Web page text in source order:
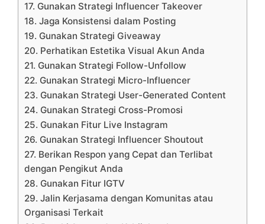
17. Gunakan Strategi Influencer Takeover
18. Jaga Konsistensi dalam Posting
19. Gunakan Strategi Giveaway
20. Perhatikan Estetika Visual Akun Anda
21. Gunakan Strategi Follow-Unfollow
22. Gunakan Strategi Micro-Influencer
23. Gunakan Strategi User-Generated Content
24. Gunakan Strategi Cross-Promosi
25. Gunakan Fitur Live Instagram
26. Gunakan Strategi Influencer Shoutout
27. Berikan Respon yang Cepat dan Terlibat
dengan Pengikut Anda
28. Gunakan Fitur IGTV
29. Jalin Kerjasama dengan Komunitas atau
Organisasi Terkait